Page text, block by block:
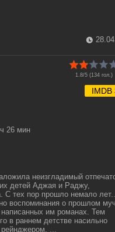
1.8/5 (134гол.)
26 мин
IMDB
неизгладимый
детей Аджая и Раджу,
С тех пор прошло немало лет...
воспоминания о прошлом
им романах. Тем
в раннем детстве насильно
...